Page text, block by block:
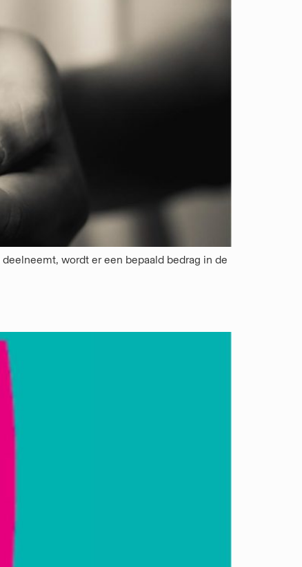
wordt er een bepaald bedrag in de